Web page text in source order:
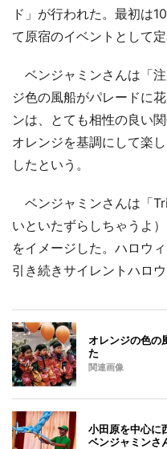
ド」が行われた。最初は
て原宿のイベントとして
ベンジャミンさんは「
ジ色の風船がパレードに
ンは、とても相性の良い
オレンジを基調にして楽
したという。
ベンジャミンさんは「
いといたずらしちゃうよ
をイメージした。ハロウ
引き続きサイレントハロ
オレンジの色の
た
関連画像
小田原を中心に
ベンジャミンさ